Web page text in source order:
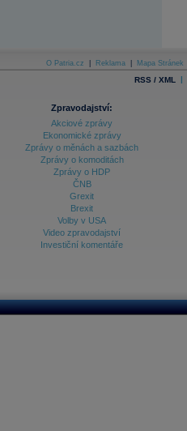
O Patria.cz Reklama Mapa Stránek
RSS / XML |
Zpravodajství:
Akciové zprávy
Ekonomické zprávy
Zprávy o měnách a sazbách
Zprávy o komoditách
Zprávy o HDP
ČNB
Grexit
Brexit
Volby v USA
Video zpravodajství
Investiční komentáře